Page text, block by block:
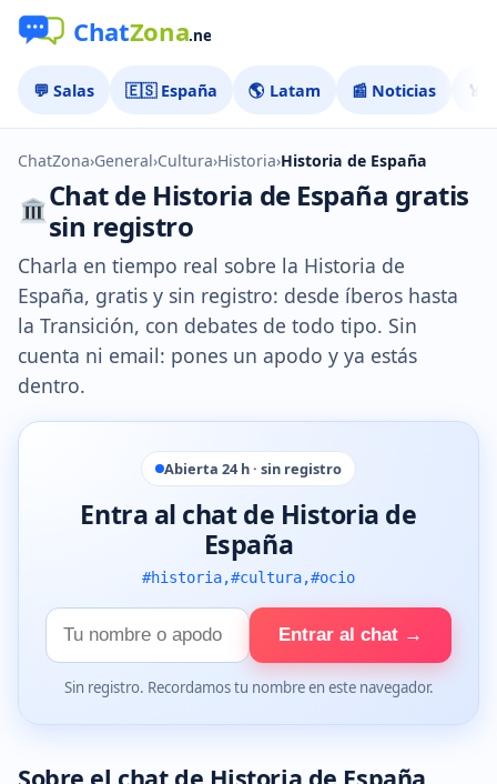
💬 Salas 🇪🇸 España 🌎 Latam 📰 Noticias 🏅
ChatZona›General›Cultura›Historia›Historia de España
Chat de Historia de España gratis
sin registro
Charla en tiempo real sobre la Historia de
España, gratis y sin registro: desde íberos hasta
la Transición, con debates de todo tipo. Sin
cuenta ni email: pones un apodo y ya estás
dentro.
Abierta 24 h · sin registro
Entra al chat de Historia de
España
#historia,#cultura,#ocio
Tu
nombre
Entrar al chat →
Sin registro. Recordamos tu nombre en este navegador.
Sobre el chat de Historia de España